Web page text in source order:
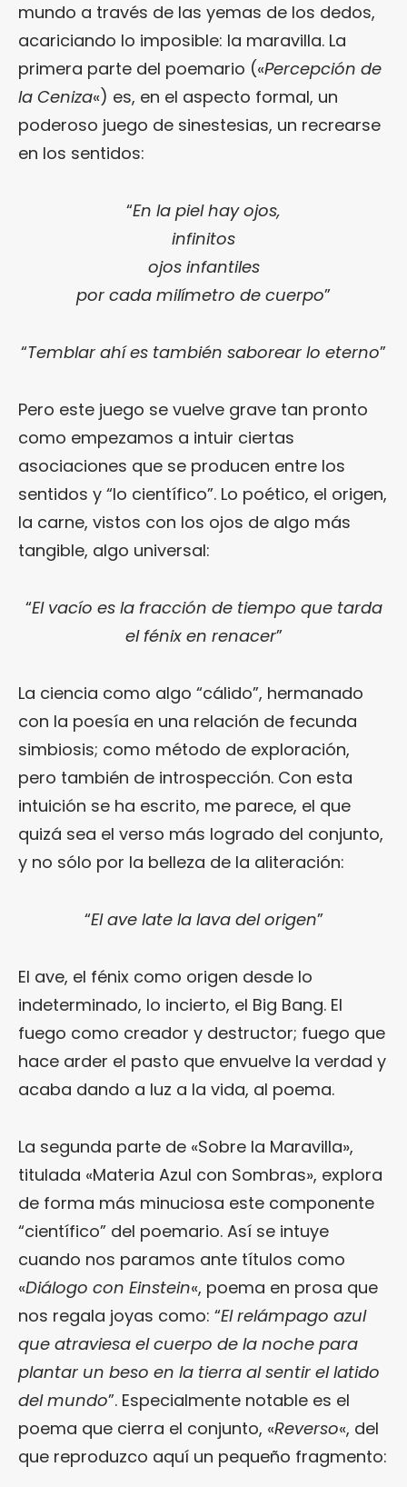
mundo a través de las yemas de los dedos,
acariciando lo imposible: la maravilla. La
primera parte del poemario («Percepción de
la Ceniza«) es, en el aspecto formal, un
poderoso juego de sinestesias, un recrearse
en los sentidos:
“En la piel hay ojos,
infinitos
ojos infantiles
por cada milímetro de cuerpo”
“Temblar ahí es también saborear lo eterno”
Pero este juego se vuelve grave tan pronto
como empezamos a intuir ciertas
asociaciones que se producen entre los
sentidos y “lo científico”. Lo poético, el origen,
la carne, vistos con los ojos de algo más
tangible, algo universal:
“El vacío es la fracción de tiempo que tarda
el fénix en renacer”
La ciencia como algo “cálido”, hermanado
con la poesía en una relación de fecunda
simbiosis; como método de exploración,
pero también de introspección. Con esta
intuición se ha escrito, me parece, el que
quizá sea el verso más logrado del conjunto,
y no sólo por la belleza de la aliteración:
“El ave late la lava del origen”
El ave, el fénix como origen desde lo
indeterminado, lo incierto, el Big Bang. El
fuego como creador y destructor; fuego que
hace arder el pasto que envuelve la verdad y
acaba dando a luz a la vida, al poema.
La segunda parte de «Sobre la Maravilla»,
titulada «Materia Azul con Sombras», explora
de forma más minuciosa este componente
“científico” del poemario. Así se intuye
cuando nos paramos ante títulos como
«Diálogo con Einstein«, poema en prosa que
nos regala joyas como: “El relámpago azul
que atraviesa el cuerpo de la noche para
plantar un beso en la tierra al sentir el latido
del mundo”. Especialmente notable es el
poema que cierra el conjunto, «Reverso«, del
que reproduzco aquí un pequeño fragmento: